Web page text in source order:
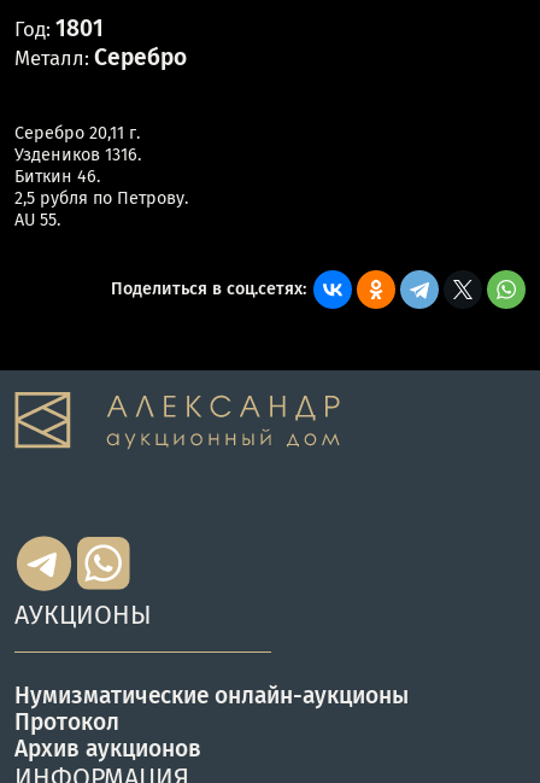
Год: 1801
Металл: Серебро
Серебро 20,11 г.
Уздеников 1316.
Биткин 46.
2,5 рубля по Петрову.
AU 55.
Поделиться в соц.сетях:
АУКЦИОНЫ
Нумизматические онлайн-аукционы
Протокол
Архив аукционов